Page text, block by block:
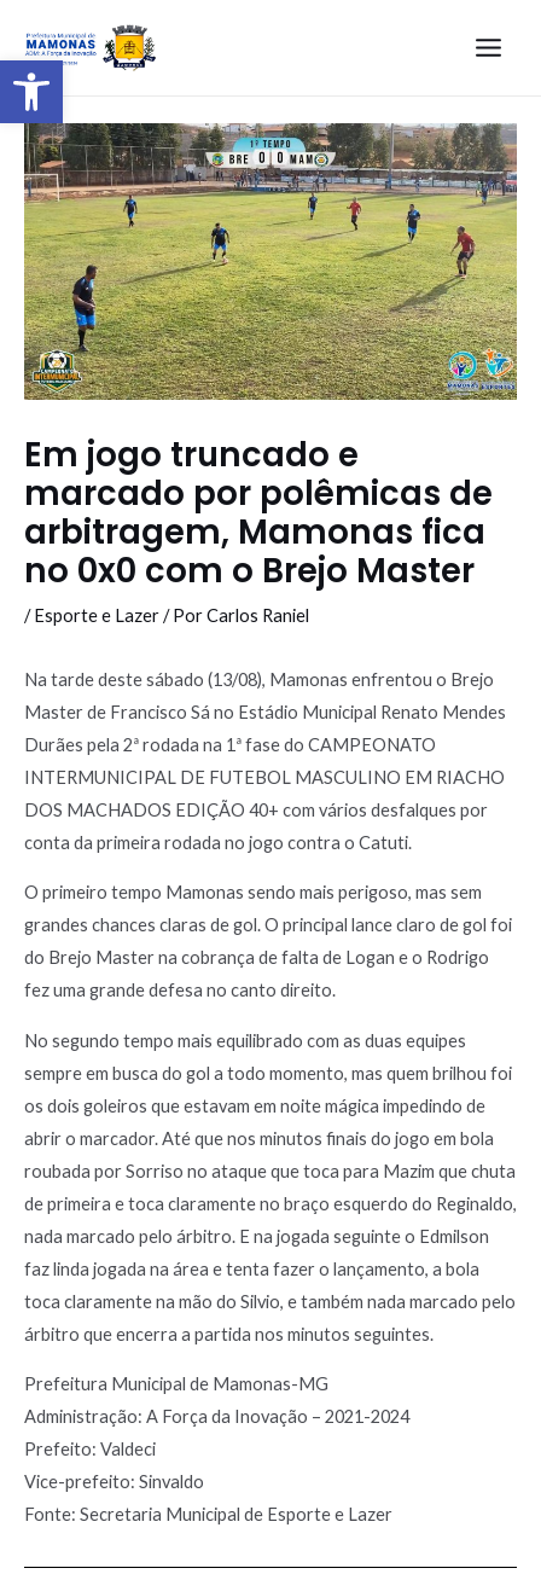
Barra de Ferramentas Aberta
Em jogo truncado e
marcado por polêmicas de
arbitragem, Mamonas fica
no 0x0 com o Brejo Master
/Esporte e Lazer/ PorCarlos Raniel
Na tarde deste sábado (13/08), Mamonas enfrentou o Brejo
Master de Francisco Sá no Estádio Municipal Renato Mendes
Durães pela 2ª rodada na 1ª fase do CAMPEONATO
INTERMUNICIPAL DE FUTEBOL MASCULINO EM RIACHO
DOS MACHADOS EDIÇÃO 40+ com vários desfalques por
conta da primeira rodada no jogo contra o Catuti.
O primeiro tempo Mamonas sendo mais perigoso, mas sem
grandes chances claras de gol. O principal lance claro de gol foi
do Brejo Master na cobrança de falta de Logan e o Rodrigo
fez uma grande defesa no canto direito.
No segundo tempo mais equilibrado com as duas equipes
sempre em busca do gol a todo momento, mas quem brilhou foi
os dois goleiros que estavam em noite mágica impedindo de
abrir o marcador. Até que nos minutos finais do jogo em bola
roubada por Sorriso no ataque que toca para Mazim que chuta
de primeira e toca claramente no braço esquerdo do Reginaldo,
nada marcado pelo árbitro. E na jogada seguinte o Edmilson
faz linda jogada na área e tenta fazer o lançamento, a bola
toca claramente na mão do Silvio, e também nada marcado pelo
árbitro que encerra a partida nos minutos seguintes.
Prefeitura Municipal de Mamonas-MG
Administração: A Força da Inovação – 2021-2024
Prefeito: Valdeci
Vice-prefeito: Sinvaldo
Fonte: Secretaria Municipal de Esporte e Lazer